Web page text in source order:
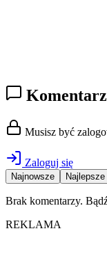
Musisz być
Zaloguj się
Najnowsze Najlepsze
Brak komentarzy.
REKLAMA